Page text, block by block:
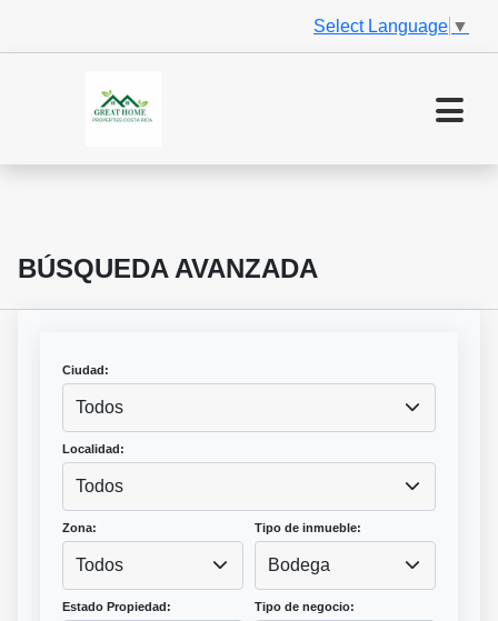
Select Language ▼
BÚSQUEDA AVANZADA
Ciudad:
Todos
Localidad:
Todos
Zona:
Todos
Tipo de inmueble:
Bodega
Estado Propiedad: Tipo de negocio: